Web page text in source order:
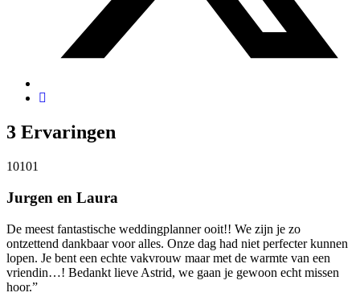
3 Ervaringen
10101
Jurgen en Laura
De meest fantastische weddingplanner ooit!! We zijn je zo
ontzettend dankbaar voor alles. Onze dag had niet perfecter kunnen
lopen. Je bent een echte vakvrouw maar met de warmte van een
vriendin…! Bedankt lieve Astrid, we gaan je gewoon echt missen
hoor.”